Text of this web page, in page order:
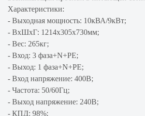
Характеристики:
- Выходная мощность: 10кВА/9кВт;
- ВхШхГ: 1214х305x730мм;
- Вес: 265кг;
- Вход: 3 фаза+N+PE;
- Выход: 1 фаза+N+PE;
- Вход напряжение: 400В;
- Частота: 50/60Гц;
- Выход напряжение: 240В;
- КПД: 98%;